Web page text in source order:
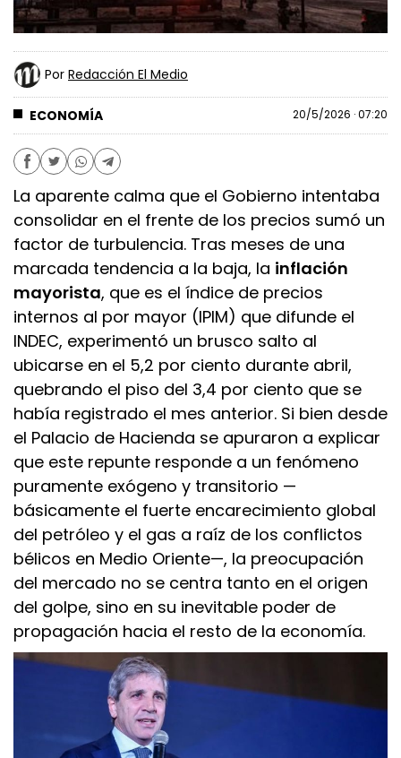
ECONOMÍA
Por Redacción El Medio
20/5/2026 · 07:20
La aparente calma que el Gobierno intentaba
consolidar en el frente de los precios sumó un
factor de turbulencia. Tras meses de una
marcada tendencia a la baja, la inflación
mayorista, que es el índice de precios
internos al por mayor (IPIM) que difunde el
INDEC, experimentó un brusco salto al
ubicarse en el 5,2 por ciento durante abril,
quebrando el piso del 3,4 por ciento que se
había registrado el mes anterior. Si bien desde
el Palacio de Hacienda se apuraron a explicar
que este repunte responde a un fenómeno
puramente exógeno y transitorio —
básicamente el fuerte encarecimiento global
del petróleo y el gas a raíz de los conflictos
bélicos en Medio Oriente—, la preocupación
del mercado no se centra tanto en el origen
del golpe, sino en su inevitable poder de
propagación hacia el resto de la economía.